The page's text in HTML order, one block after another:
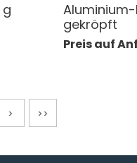
Aluminium-
gekröpft
Preis auf
> >>